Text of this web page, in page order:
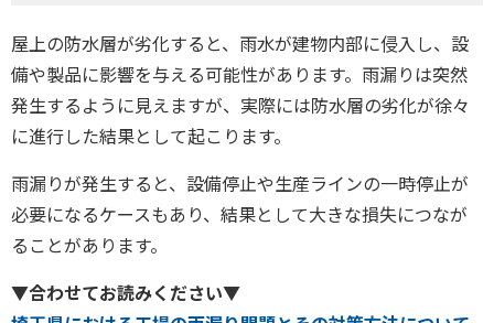
屋上の防水層が劣化すると、雨水が建物内部に侵入し、設
備や製品に影響を与える可能性があります。雨漏りは突然
発生するように見えますが、実際には防水層の劣化が徐々
に進行した結果として起こります。
雨漏りが発生すると、設備停止や生産ラインの一時停止が
必要になるケースもあり、結果として大きな損失につなが
ることがあります。
▼合わせてお読みください▼